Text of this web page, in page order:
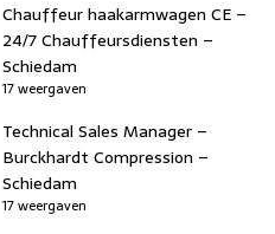
Chauffeur haakarmwagen CE –
24/7 Chauffeursdiensten –
Schiedam
17 weergaven
Technical Sales Manager –
Burckhardt Compression –
Schiedam
17 weergaven